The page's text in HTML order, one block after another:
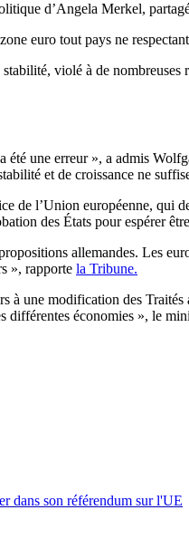
d’Angela Merkel,
euro tout pays ne
violé à de
été une erreur », a admis
et de croissance ne
de l’Union européenne, qui
des États pour espérer
allemandes. Les
», rapporte la Tribune.
à une modification des
économies », le
dans son référendum sur l'UE